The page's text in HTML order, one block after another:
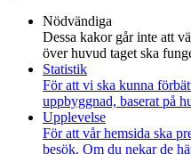
Nödvändiga
Dessa kakor går inte att
över huvud taget ska
Statistik
För att vi ska kunna
uppbyggnad, baserat på
Upplevelse
För att vår hemsida ska
besök. Om du nekar de